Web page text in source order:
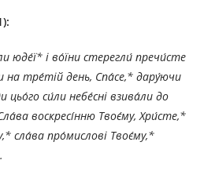
юде́ї* і во́їни стерегли́ пречи́сте
на тре́тій день, Спа́се,* дару́ючи
си́ли небе́сні взива́ли до
воскресі́нню Твоє́му, Хри́сте,*
сла́ва про́мислові Твоє́му,*